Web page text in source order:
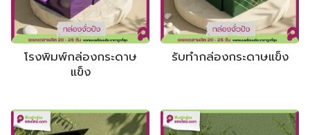
โรงพิมพ์กล่องกระดาษ
แข็ง
รับทำกล่องกระดาษแข็ง